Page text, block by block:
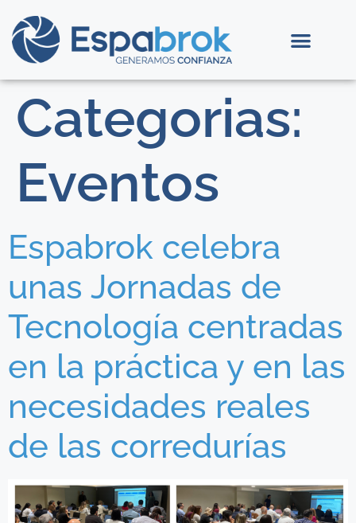
Categorias:
Eventos
Espabrok celebra
unas Jornadas de
Tecnología centradas
en la práctica y en las
necesidades reales
de las corredurías